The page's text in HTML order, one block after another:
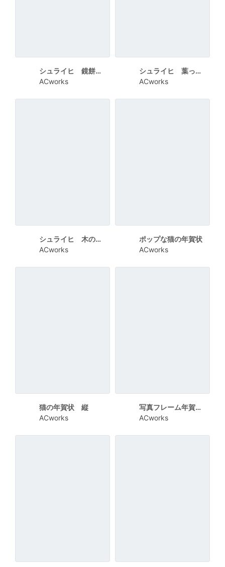
シュライヒ 鏡餅と門松の間にいる2匹のうさぎ 2023
ACworks
シュライヒ 葉っぱの上にいるうさぎ HAPPY NEW YEAR
ACworks
シュライヒ 木の上にいる三匹のうさぎ 2023
ACworks
ポップな猫の年賀状
ACworks
猫の年賀状 縦
ACworks
写真フレーム年賀状 紫色の花のフレーム
ACworks